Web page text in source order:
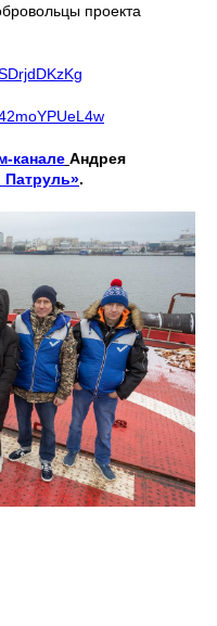
проекта
канале Андрея
.